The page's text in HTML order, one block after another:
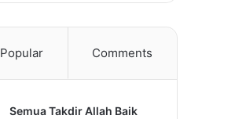
Popular Comments
Semua Takdir Allah Baik